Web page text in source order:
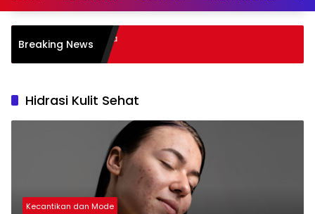
Breaking News
Literasi Membaca
Hidrasi Kulit Sehat
Kecantikan dan Mode